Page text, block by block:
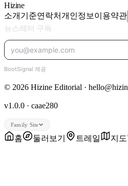
Hizine
소개 기준연락처개인정보 이용약관
© 2026 Hizine Editorial ·
v1.0.0 · caae280
Family Site
홈 둘러보기 트레일 지도